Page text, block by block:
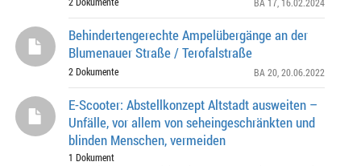
Behindertengerechte Ampelübergänge an der
Blumenauer Straße / Terofalstraße
2 Dokumente BA 20 , 20.06.2022
E-Scooter: Abstellkonzept Altstadt ausweiten –
Unfälle, vor allem von seheingeschränkten und
blinden Menschen, vermeiden
1 Dokument